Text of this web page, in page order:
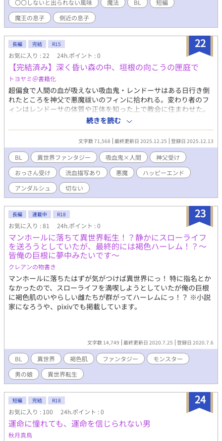
〇〇しないと出られない風味 魔法 BL
短編
魔王の息子
側近の息子
22
長編 完結 R15
お気に入り : 22 24h.ポイント : 0
【完結済み】深く昏い森の中、垣根の向こうの匣庭で
トヨヤミ＠書籍化
超偏食で人間の血が吸えない吸血鬼・レンドーサはある日行き倒
れたところを神父で悪魔祓いのフィンに拾われる。変わり者のフ
ィンはレンドーサの体質や正体を知った上で教会に住まわせた。
自分を恐れず忌み嫌わないフィンを異質に感じながらも居心地の
良さを覚えていたレンドーサはある日、フィンの秘密を知っ
て…。 見た目２０代の銀髪褐色肌の精悍な大男×くせのある黒髪
の４０歳の美貌の神父のカップリングです。 ※最終話まで毎日更
新。※ややきわどいシーンがあるためR15にしています。
続きを読む
文字数 71,568 最終更新日 2025.12.25 登録日 2025.12.13
BL 異世界ファンタジー 吸血鬼×人間
神父受け
おっさん受け
流血描写あり 悪魔
ハッピーエンド
アンダルシュ
切ない
23
長編 連載中 R18
お気に入り : 81 24h.ポイント : 0
マンホールに落ちて異世界転生！？静かにスローライフ
を送ろうとしていたが、最終的には褐色ハーレム！？〜
皆俺の巨根に夢中みたいです〜
クレアンの物書き
マンホールに落ちたはずが気がつけば異世界にっ！ 特に指名とか
なかったので、スローライフを満喫しようとしていたが俺の巨根
に褐色肌のいやらしい雌たちが群がってハーレムにっ！？ ※小説
家になろうや、pixivでも掲載しています。
文字数 14,749 最終更新日 2020.7.25 登録日 2020.7.6
BL 異世界 褐色肌 ファンタジー
モンスター
男の娘
異世界転生
24
短編 完結 R18
お気に入り : 100 24h.ポイント : 0
運命に憧れても、運命を信じられない男
秋月真鳥